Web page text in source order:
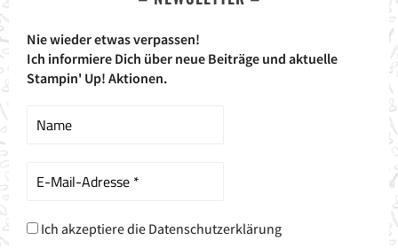
Nie wieder etwas verpassen!
Ich informiere Dich über neue Beiträge und aktuelle
Stampin' Up! Aktionen.
Ich akzeptiere die Datenschutzerklärung